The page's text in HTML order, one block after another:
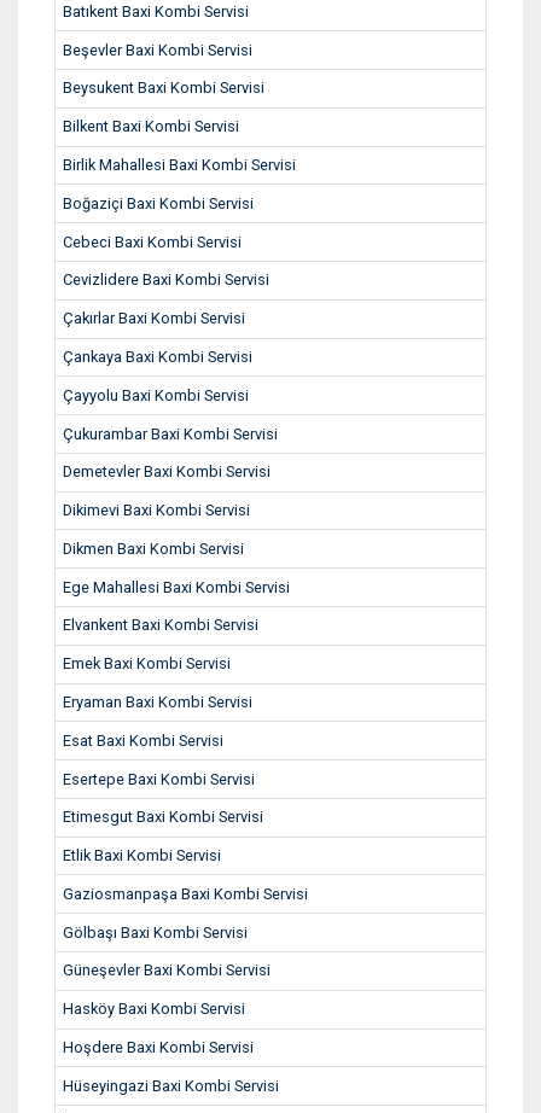
Batıkent Baxi Kombi Servisi
Beşevler Baxi Kombi Servisi
Beysukent Baxi Kombi Servisi
Bilkent Baxi Kombi Servisi
Birlik Mahallesi Baxi Kombi Servisi
Boğaziçi Baxi Kombi Servisi
Cebeci Baxi Kombi Servisi
Cevizlidere Baxi Kombi Servisi
Çakırlar Baxi Kombi Servisi
Çankaya Baxi Kombi Servisi
Çayyolu Baxi Kombi Servisi
Çukurambar Baxi Kombi Servisi
Demetevler Baxi Kombi Servisi
Dikimevi Baxi Kombi Servisi
Dikmen Baxi Kombi Servisi
Ege Mahallesi Baxi Kombi Servisi
Elvankent Baxi Kombi Servisi
Emek Baxi Kombi Servisi
Eryaman Baxi Kombi Servisi
Esat Baxi Kombi Servisi
Esertepe Baxi Kombi Servisi
Etimesgut Baxi Kombi Servisi
Etlik Baxi Kombi Servisi
Gaziosmanpaşa Baxi Kombi Servisi
Gölbaşı Baxi Kombi Servisi
Güneşevler Baxi Kombi Servisi
Hasköy Baxi Kombi Servisi
Hoşdere Baxi Kombi Servisi
Hüseyingazi Baxi Kombi Servisi